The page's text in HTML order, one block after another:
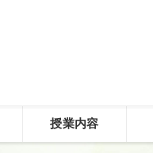
授業内容